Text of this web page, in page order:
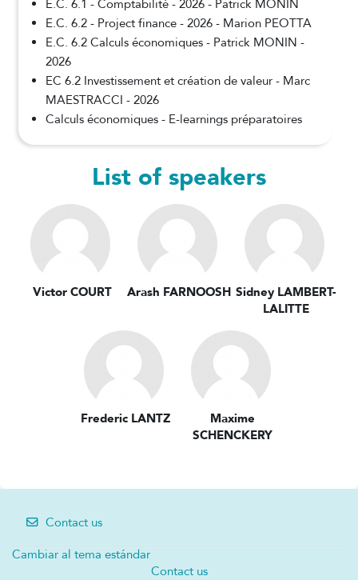
E.C. 6.1 - Comptabilité - 2026 - Patrick MONIN
E.C. 6.2 - Project finance - 2026 - Marion PEOTTA
E.C. 6.2 Calculs économiques - Patrick MONIN -
2026
EC 6.2 Investissement et création de valeur - Marc
MAESTRACCI - 2026
Calculs économiques - E-learnings préparatoires
List of speakers
Victor COURT Arash FARNOOSH Sidney LAMBERT-
LALITTE
Frederic LANTZ
Maxime
SCHENCKERY
Contact us
Cambiar al tema estándar
Contact us